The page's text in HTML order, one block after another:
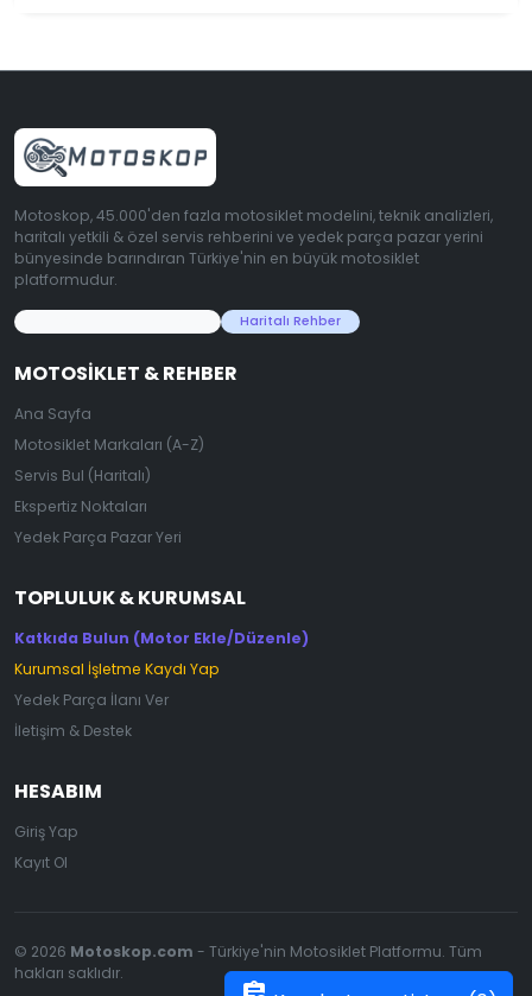
Motoskop, 45.000'den fazla motosiklet modelini, teknik analizleri,
haritalı yetkili & özel servis rehberini ve yedek parça pazar yerini
bünyesinde barındıran Türkiye'nin en büyük motosiklet
platformudur.
Haritalı Rehber
MOTOSIKLET & REHBER
Ana Sayfa
Motosiklet Markaları (A-Z)
Servis Bul (Haritalı)
Ekspertiz Noktaları
Yedek Parça Pazar Yeri
TOPLULUK & KURUMSAL
Katkıda Bulun (Motor Ekle/Düzenle)
Kurumsal İşletme Kaydı Yap
Yedek Parça İlanı Ver
İletişim & Destek
HESABIM
Giriş Yap
Kayıt Ol
© 2026 Motoskop.com - Türkiye'nin Motosiklet Platformu. Tüm
hakları saklıdır.